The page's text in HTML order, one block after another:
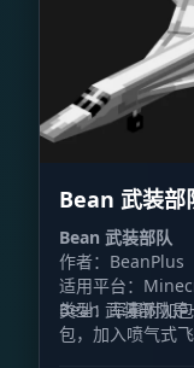
Bean 武装
Bean 武装部队
作者：BeanPlus
适用平台：
类型：军事附加包
Bean 武装部队
包，加入喷气式